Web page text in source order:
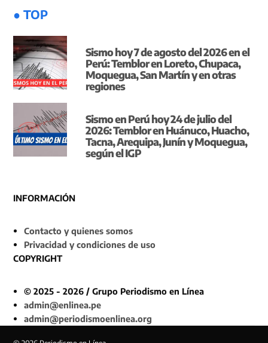
● TOP
Sismo hoy 7 de agosto del 2026 en el
Perú: Temblor en Loreto, Chupaca,
Moquegua, San Martín y en otras
regiones
Sismo en Perú hoy 24 de julio del
2026: Temblor en Huánuco, Huacho,
Tacna, Arequipa, Junín y Moquegua,
según el IGP
INFORMACIÓN
Contacto y quienes somos
Privacidad y condiciones de uso
COPYRIGHT
© 2025 - 2026 / Grupo Periodismo en Línea
admin@enlinea.pe
admin@periodismoenlinea.org